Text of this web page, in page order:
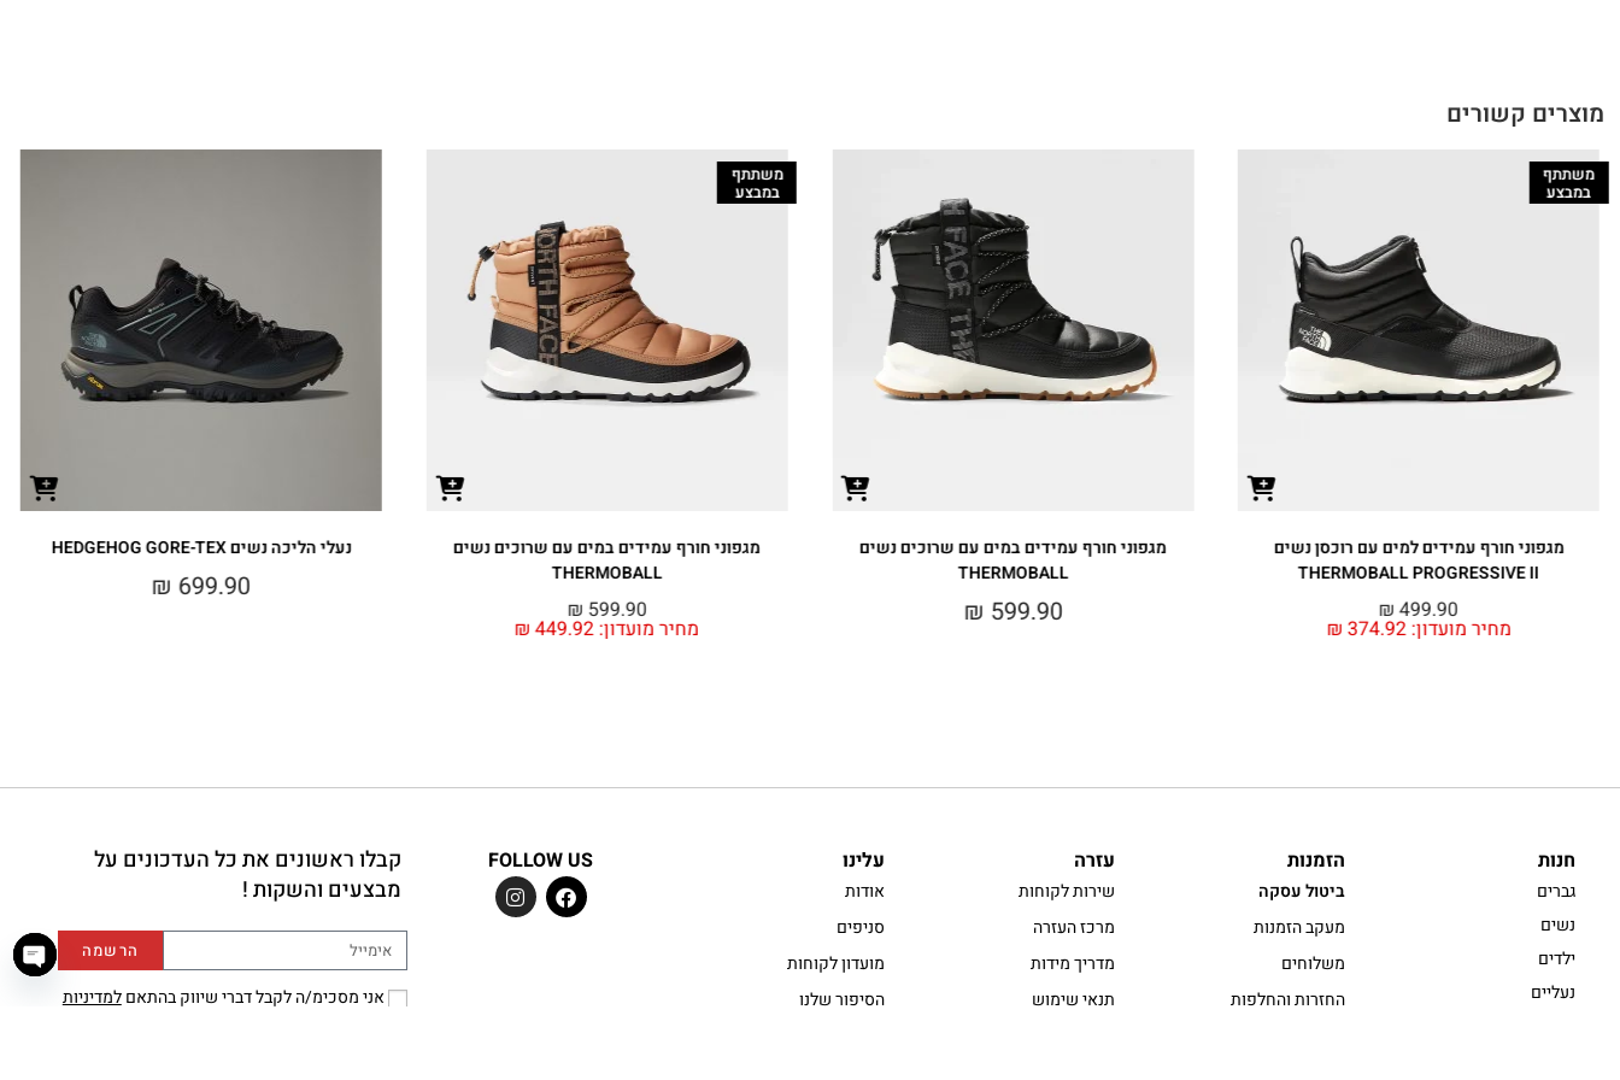
מוצרים קשורים
משתתף
במבצע
מגפוני חורף עמידים למים עם רוכסן נשים
THERMOBALL PROGRESSIVE II
מחיר מועדון: ₪ 374.92
₪499.90
מגפוני חורף עמידים במים עם שרוכים נשים
THERMOBALL
₪ 599.90
משתתף
במבצע
מגפוני חורף עמידים במים עם שרוכים נשים
THERMOBALL
מחיר מועדון: ₪449.92
₪ 599.90
נעלי הליכה נשים HEDGEHOG GORE-TEX
₪ 699.90
חנות
גברים
נשים
ילדים
נעליים
הזמנות
ביטול עסקה
מעקב הזמנות
משלוחים
החזרות והחלפות
עזרה
שירות לקוחות
מרכז העזרה
מדריך מידות
תנאי שימוש
עלינו
אודות
סניפים
מועדון לקוחות
הסיפור שלנו
FOLLOW US
קבלו ראשונים את כל העדכונים על
מבצעים והשקות !
אני מסכימ/ה לקבל דברי שיווק בהתאםלמדיניות
הרשמה